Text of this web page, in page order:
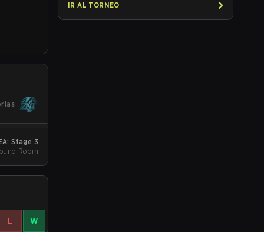
Stage 3
Robin
L W
IR AL TORNEO